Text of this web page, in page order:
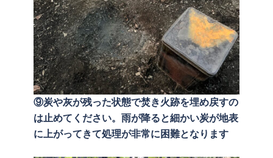
⑨炭や灰が残った状態で焚き火跡を埋め戻すの
は止めてください。雨が降ると細かい炭が地表
に上がってきて処理が非常に困難となります